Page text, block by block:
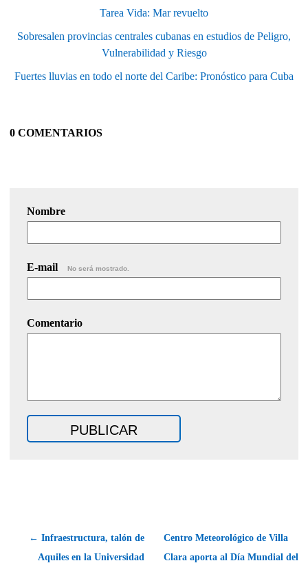
Tarea Vida: Mar revuelto
Sobresalen provincias centrales cubanas en estudios de Peligro,
Vulnerabilidad y Riesgo
Fuertes lluvias en todo el norte del Caribe: Pronóstico para Cuba
0 COMENTARIOS
Nombre
E-mail No será mostrado.
Comentario
← Infraestructura, talón de
Aquiles en la Universidad
Centro Meteorológico de Villa
Clara aporta al Día Mundial del